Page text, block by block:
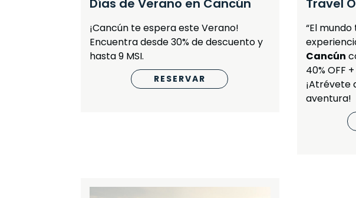
Días de Verano en Cancún
¡Cancún te espera este Verano!
Encuentra desde 30% de descuento y
hasta 9 MSI.
RESERVAR
Travel
“El
Cancún
40% OFF
¡Atrévete
aventura!